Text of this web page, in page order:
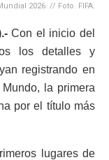
2026. // Foto. FIFA.
Con el inicio del
los detalles y
registrando en
la primera
por el título más
lugares de